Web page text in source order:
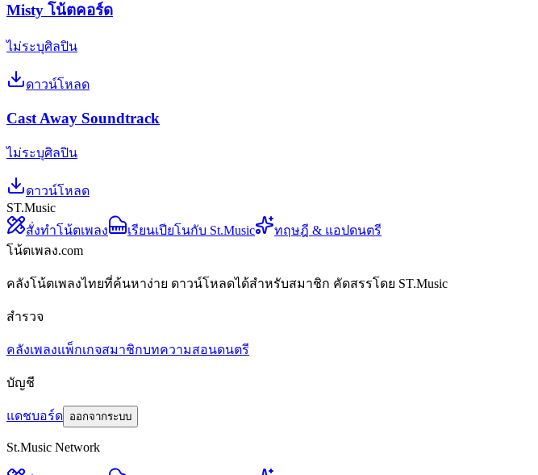
Misty โน้ตคอร์ด
ไม่ระบุศิลปิน
ดาวน์โหลด
Cast Away Soundtrack
ไม่ระบุศิลปิน
ดาวน์โหลด
ST.Music
สั่งทำโน้ตเพลง
เรียนเปียโนกับ St.Music
ทฤษฎี & แอปดนตรี
โน้ตเพลง.com
คลังโน้ตเพลงไทยที่ค้นหาง่าย ดาวน์โหลดได้สำหรับสมาชิก คัดสรรโดย ST.Music
สำรวจ
คลังเพลงแพ็กเกจสมาชิกบทความสอนดนตรี
บัญชี
แดชบอร์ด ออกจากระบบ
St.Music Network